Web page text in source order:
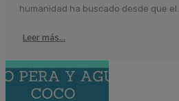
humanidad ha buscado desde que el...
Leer más...